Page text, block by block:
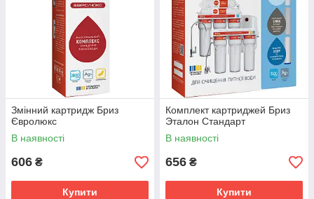
Змінний картридж Бриз
Євролюкс
В наявності
606 ₴
Купити
Комплект картриджей Бриз
Эталон Стандарт
В наявності
656 ₴
Купити